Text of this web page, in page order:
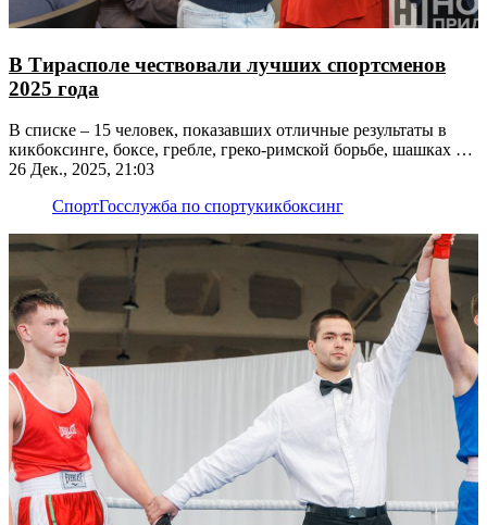
В Тирасполе чествовали лучших спортсменов
2025 года
В списке – 15 человек, показавших отличные результаты в
кикбоксинге, боксе, гребле, греко-римской борьбе, шашках и
парапауэрлифтинге
26 Дек., 2025, 21:03
СпортГосслужба по спортукикбоксинг